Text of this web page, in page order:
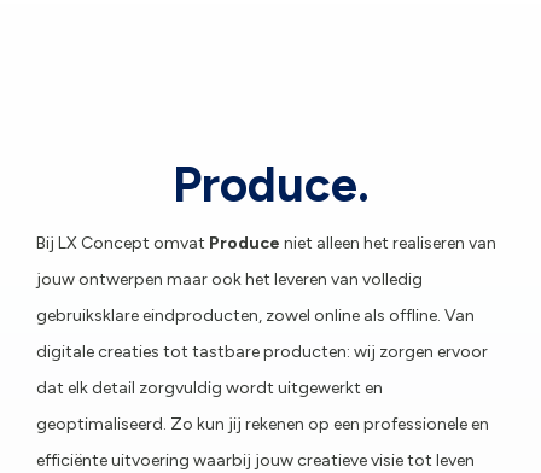
Produce.
Bij LX Concept omvat Produce niet alleen het realiseren van
jouw ontwerpen maar ook het leveren van volledig
gebruiksklare eindproducten, zowel online als offline. Van
digitale creaties tot tastbare producten: wij zorgen ervoor
dat elk detail zorgvuldig wordt uitgewerkt en
geoptimaliseerd. Zo kun jij rekenen op een professionele en
efficiënte uitvoering waarbij jouw creatieve visie tot leven